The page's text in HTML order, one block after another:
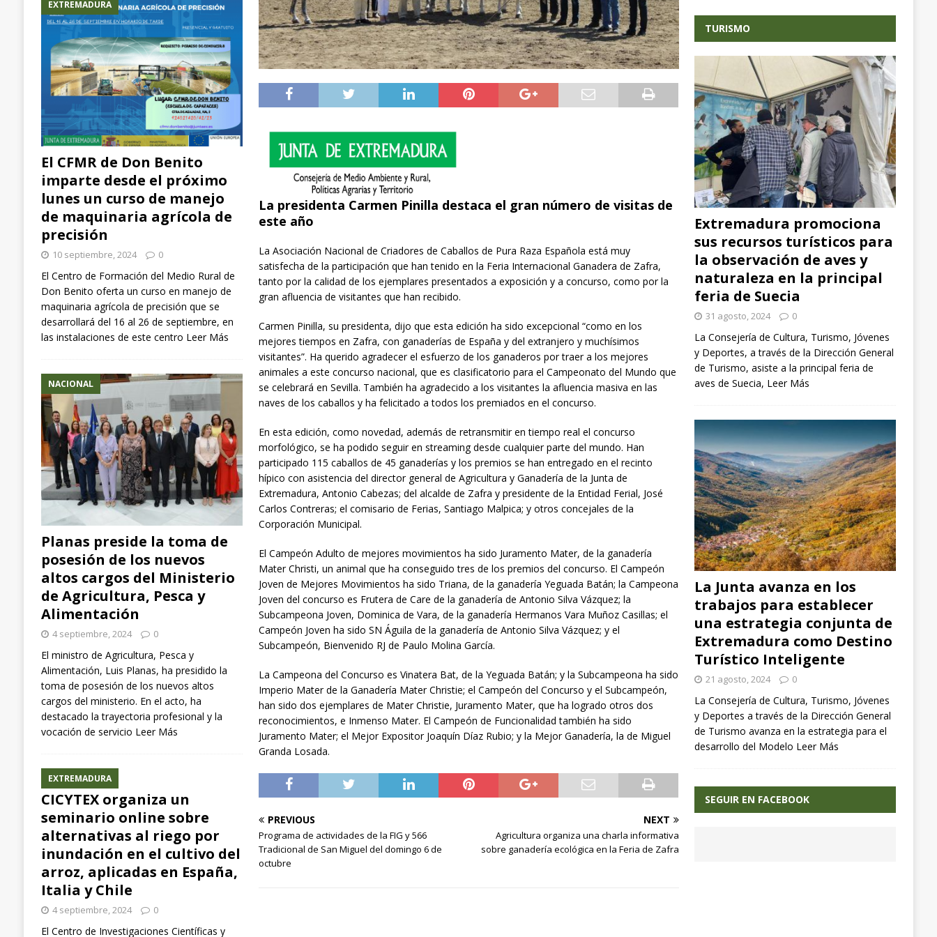
La presidenta Carmen Pinilla destaca el gran número de visitas de
este año
La Asociación Nacional de Criadores de Caballos de Pura Raza Española está muy
satisfecha de la participación que han tenido en la Feria Internacional Ganadera de Zafra,
tanto por la calidad de los ejemplares presentados a exposición y a concurso, como por la
gran afluencia de visitantes que han recibido.
Carmen Pinilla, su presidenta, dijo que esta edición ha sido excepcional “como en los
mejores tiempos en Zafra, con ganaderías de España y del extranjero y muchísimos
visitantes”. Ha querido agradecer el esfuerzo de los ganaderos por traer a los mejores
animales a este concurso nacional, que es clasificatorio para el Campeonato del Mundo que
se celebrará en Sevilla. También ha agradecido a los visitantes la afluencia masiva en las
naves de los caballos y ha felicitado a todos los premiados en el concurso.
En esta edición, como novedad, además de retransmitir en tiempo real el concurso
morfológico, se ha podido seguir en streaming desde cualquier parte del mundo. Han
participado 115 caballos de 45 ganaderías y los premios se han entregado en el recinto
hípico con asistencia del director general de Agricultura y Ganadería de la Junta de
Extremadura, Antonio Cabezas; del alcalde de Zafra y presidente de la Entidad Ferial, José
Carlos Contreras; el comisario de Ferias, Santiago Malpica; y otros concejales de la
Corporación Municipal.
El Campeón Adulto de mejores movimientos ha sido Juramento Mater, de la ganadería
Mater Christi, un animal que ha conseguido tres de los premios del concurso. El Campeón
Joven de Mejores Movimientos ha sido Triana, de la ganadería Yeguada Batán; la Campeona
Joven del concurso es Frutera de Care de la ganadería de Antonio Silva Vázquez; la
Subcampeona Joven, Dominica de Vara, de la ganadería Hermanos Vara Muñoz Casillas; el
Campeón Joven ha sido SN Águila de la ganadería de Antonio Silva Vázquez; y el
Subcampeón, Bienvenido RJ de Paulo Molina García.
La Campeona del Concurso es Vinatera Bat, de la Yeguada Batán; y la Subcampeona ha sido
Imperio Mater de la Ganadería Mater Christie; el Campeón del Concurso y el Subcampeón,
han sido dos ejemplares de Mater Christie, Juramento Mater, que ha logrado otros dos
reconocimientos, e Inmenso Mater. El Campeón de Funcionalidad también ha sido
Juramento Mater; el Mejor Expositor Joaquín Díaz Rubio; y la Mejor Ganadería, la de Miguel
Granda Losada.
PREVIOUS
Programa de actividades de la FIG y 566
Tradicional de San Miguel del domingo 6 de
octubre
NEXT
Agricultura organiza una charla informativa
sobre ganadería ecológica en la Feria de Zafra
EXTREMADURA
El CFMR de Don Benito
imparte desde el próximo
lunes un curso de manejo
de maquinaria agrícola de
precisión
10 septiembre, 2024 0
El Centro de Formación del Medio Rural de
Don Benito oferta un curso en manejo de
maquinaria agrícola de precisión que se
desarrollará del 16 al 26 de septiembre, en
las instalaciones de este centro Leer Más
NACIONAL
Planas preside la toma de
posesión de los nuevos
altos cargos del Ministerio
de Agricultura, Pesca y
Alimentación
4 septiembre, 2024 0
El ministro de Agricultura, Pesca y
Alimentación, Luis Planas, ha presidido la
toma de posesión de los nuevos altos
cargos del ministerio. En el acto, ha
destacado la trayectoria profesional y la
vocación de servicio Leer Más
EXTREMADURA
CICYTEX organiza un
seminario online sobre
alternativas al riego por
inundación en el cultivo del
arroz, aplicadas en España,
Italia y Chile
4 septiembre, 2024 0
El Centro de Investigaciones Científicas y
TURISMO
Extremadura promociona
sus recursos turísticos para
la observación de aves y
naturaleza en la principal
feria de Suecia
31 agosto, 2024 0
La Consejería de Cultura, Turismo, Jóvenes
y Deportes, a través de la Dirección General
de Turismo, asiste a la principal feria de
aves de Suecia, Leer Más
La Junta avanza en los
trabajos para establecer
una estrategia conjunta de
Extremadura como Destino
Turístico Inteligente
21 agosto, 2024 0
La Consejería de Cultura, Turismo, Jóvenes
y Deportes a través de la Dirección General
de Turismo avanza en la estrategia para el
desarrollo del Modelo Leer Más
SEGUIR EN FACEBOOK